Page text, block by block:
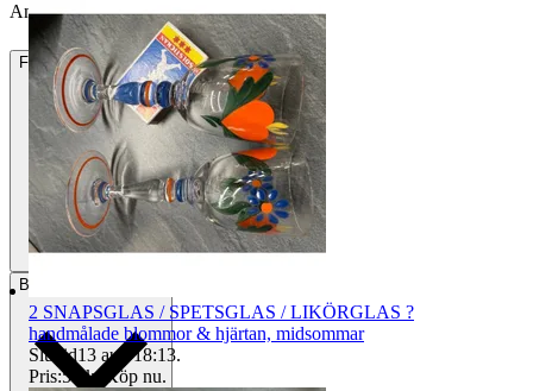
Annonsen är avslutad. Såld med Köp nu.
Frakt71 kr PostNord Ombud
Betalning
2 SNAPSGLAS / SPETSGLAS / LIKÖRGLAS ?
handmålade blommor & hjärtan, midsommar
Sluttid13 aug 18:13.
Pris:59 kr Köp nu.